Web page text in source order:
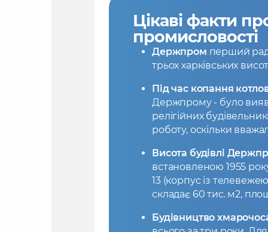
Цікаві факти
промисловості
Держпром перший
трьох харківських
Під час копання
Держпрому - було
релігійних
роботу, оскільки
Висота будівлі
встановленою 1955
13 (корпус із
складає 60 тис. м2,
Будівництво